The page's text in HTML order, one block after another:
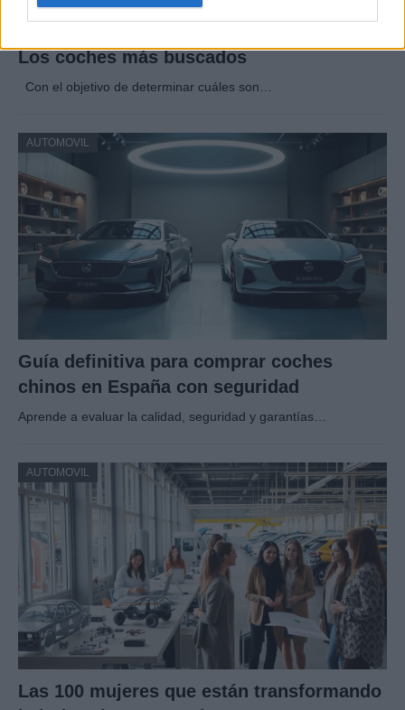
Los coches más buscados
Con el objetivo de determinar cuáles son…
AUTOMOVIL
Guía definitiva para comprar coches
chinos en España con seguridad
Aprende a evaluar la calidad, seguridad y garantías…
AUTOMOVIL
Las 100 mujeres que están transformando